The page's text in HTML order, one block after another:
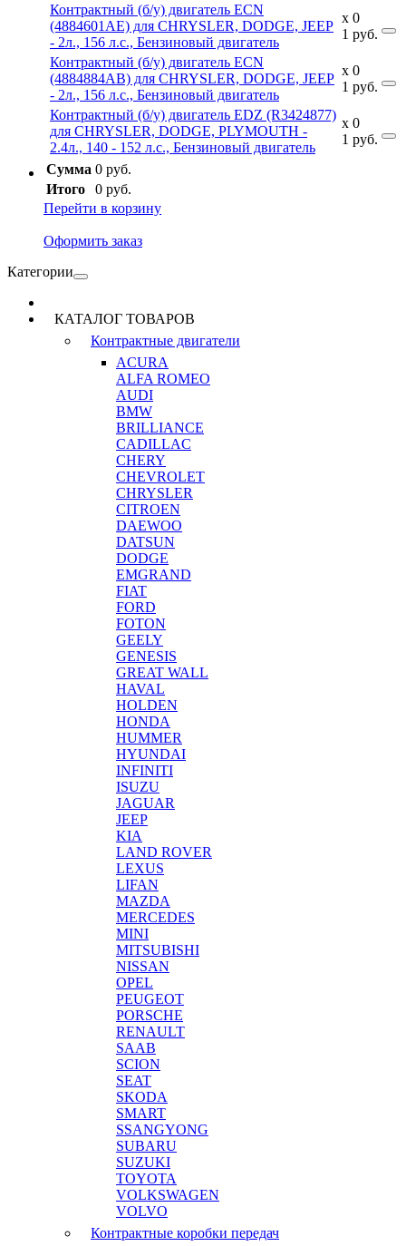
Контрактный (б/у) двигатель ECN
(4884601AE) для CHRYSLER, DODGE, JEEP
- 2л., 156 л.с., Бензиновый двигатель
x
1
0
руб.
Контрактный (б/у) двигатель ECN
(4884884AB) для CHRYSLER, DODGE, JEEP
- 2л., 156 л.с., Бензиновый двигатель
x
1
0
руб.
Контрактный (б/у) двигатель EDZ (R3424877)
для CHRYSLER, DODGE, PLYMOUTH -
2.4л., 140 - 152 л.с., Бензиновый двигатель
x
1
0
руб.
Сумма 0 руб.
Итого
0 руб.
Перейти в корзину
Оформить заказ
Категории
КАТАЛОГ ТОВАРОВ
Контрактные двигатели
ACURA
ALFA ROMEO
AUDI
BMW
BRILLIANCE
CADILLAC
CHERY
CHEVROLET
CHRYSLER
CITROEN
DAEWOO
DATSUN
DODGE
EMGRAND
FIAT
FORD
FOTON
GEELY
GENESIS
GREAT WALL
HAVAL
HOLDEN
HONDA
HUMMER
HYUNDAI
INFINITI
ISUZU
JAGUAR
JEEP
KIA
LAND ROVER
LEXUS
LIFAN
MAZDA
MERCEDES
MINI
MITSUBISHI
NISSAN
OPEL
PEUGEOT
PORSCHE
RENAULT
SAAB
SCION
SEAT
SKODA
SMART
SSANGYONG
SUBARU
SUZUKI
TOYOTA
VOLKSWAGEN
VOLVO
Контрактные коробки передач